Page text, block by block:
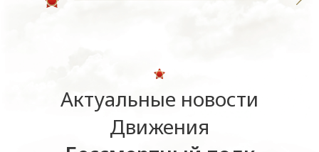
Актуальные новости
Движения